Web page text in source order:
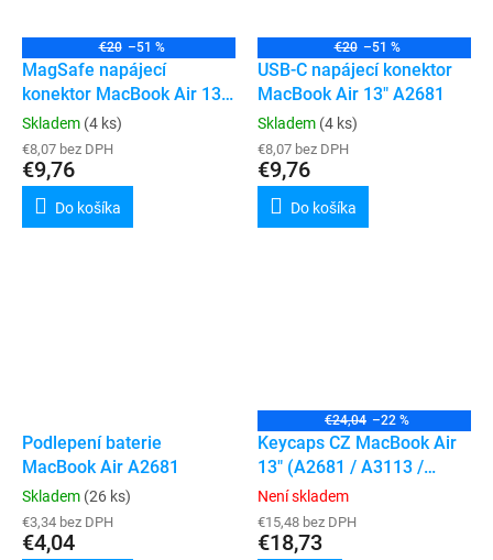
€20 –51 %
MagSafe napájecí
konektor MacBook Air 13"
A2681 / A3113
Skladem (4 ks)
€8,07 bez DPH
€9,76
Do košíka
€20 –51 %
USB-C napájecí konektor
MacBook Air 13" A2681
Skladem (4 ks)
€8,07 bez DPH
€9,76
Do košíka
Podlepení baterie
MacBook Air A2681
Skladem (26 ks)
€3,34 bez DPH
€4,04
€24,04 –22 %
Keycaps CZ MacBook Air
13" (A2681 / A3113 /
A3240) / Air 15" (A2941 /
A3114)
Není skladem
€15,48 bez DPH
€18,73